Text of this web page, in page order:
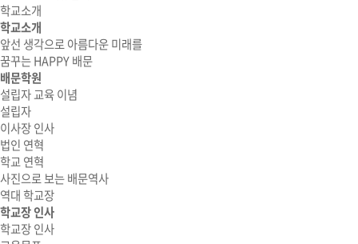
학교소개
학교소개
앞선 생각으로 아름다운 미래를
꿈꾸는 HAPPY 배문
배문학원
설립자 교육 이념
설립자
이사장 인사
법인 연혁
학교 연혁
사진으로 보는 배문역사
역대 학교장
학교장 인사
학교장 인사